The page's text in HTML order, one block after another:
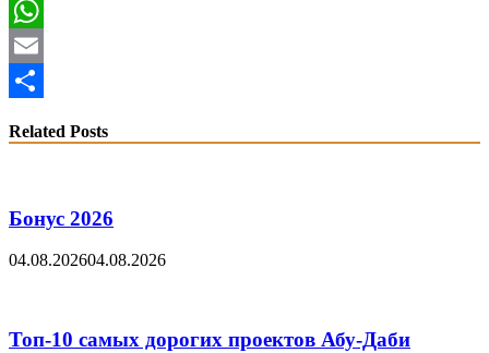
Twitter
WhatsApp
Email
Related Posts
Бонус 2026
04.08.202604.08.2026
Топ-10 самых дорогих проектов Абу-Даби